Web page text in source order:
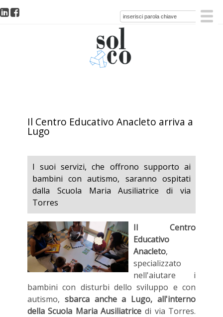
Il Centro Educativo Anacleto arriva a
Lugo
I suoi servizi, che offrono supporto ai
bambini con autismo, saranno ospitati
dalla Scuola Maria Ausiliatrice di via
Torres
Il Centro
Educativo
Anacleto,
specializzato
nell'aiutare i
bambini con disturbi dello sviluppo e con
autismo, sbarca anche a Lugo, all'interno
della Scuola Maria Ausiliatricedi via Torres.